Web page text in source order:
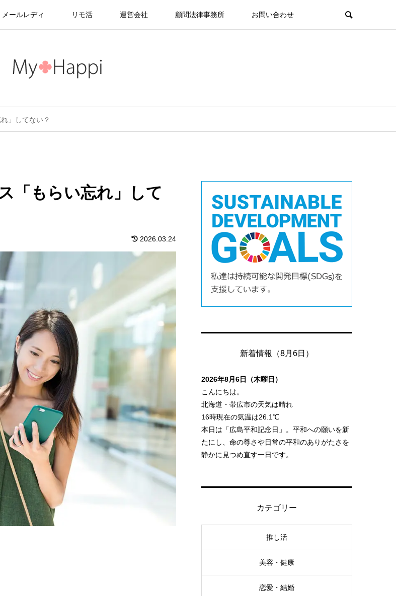
メールレディ リモ活 運営会社 顧問法律事務所 お問い合わせ
」してない？
「もらい忘れ」して
2026.03.24
新着情報（8月6日）
2026年8月6日（木曜日）
こんにちは。
北海道・帯広市の天気は晴れ
16時現在の気温は26.1℃
本日は「広島平和記念日」。平和への願いを新
たにし、命の尊さや日常の平和のありがたさを
静かに見つめ直す一日です。
カテゴリー
推し活
美容・健康
恋愛・結婚